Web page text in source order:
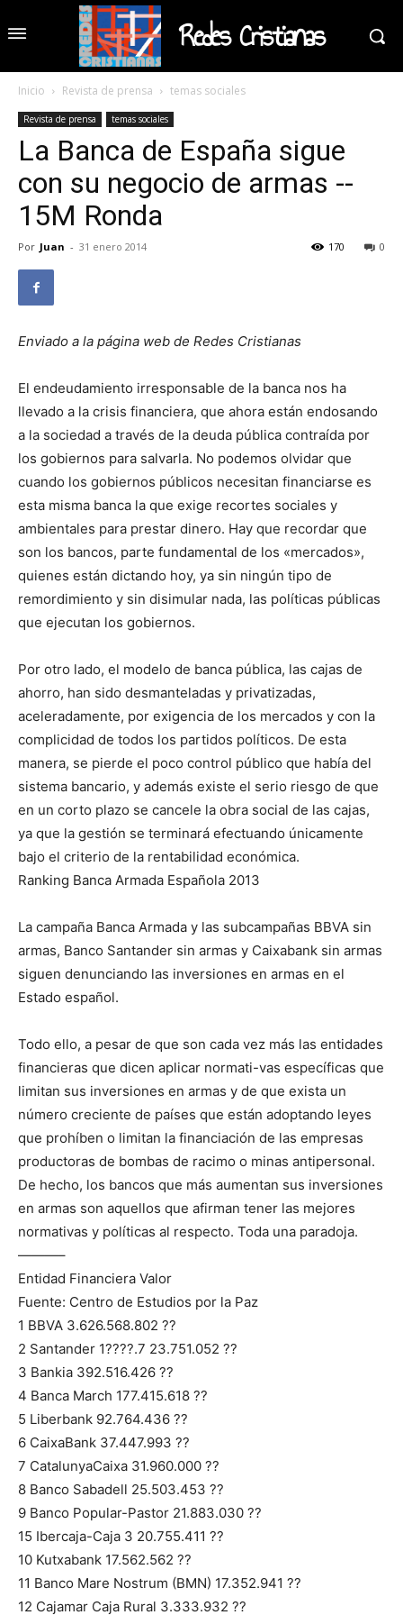
Redes Cristianas
Inicio Revista de prensa temas sociales
Revista de prensa temas sociales
La Banca de España sigue
con su negocio de armas --
15M Ronda
Por Juan - 31 enero 2014 0
170
Enviado a la página web de Redes Cristianas
El endeudamiento irresponsable de la banca nos ha
llevado a la crisis financiera, que ahora están endosando
a la sociedad a través de la deuda pública contraída por
los gobiernos para salvarla. No podemos olvidar que
cuando los gobiernos públicos necesitan financiarse es
esta misma banca la que exige recortes sociales y
ambientales para prestar dinero. Hay que recordar que
son los bancos, parte fundamental de los «mercados»,
quienes están dictando hoy, ya sin ningún tipo de
remordimiento y sin disimular nada, las políticas públicas
que ejecutan los gobiernos.
Por otro lado, el modelo de banca pública, las cajas de
ahorro, han sido desmanteladas y privatizadas,
aceleradamente, por exigencia de los mercados y con la
complicidad de todos los partidos políticos. De esta
manera, se pierde el poco control público que había del
sistema bancario, y además existe el serio riesgo de que
en un corto plazo se cancele la obra social de las cajas,
ya que la gestión se terminará efectuando únicamente
bajo el criterio de la rentabilidad económica.
Ranking Banca Armada Española 2013
La campaña Banca Armada y las subcampañas BBVA sin
armas, Banco Santander sin armas y Caixabank sin armas
siguen denunciando las inversiones en armas en el
Estado español.
Todo ello, a pesar de que son cada vez más las entidades
financieras que dicen aplicar normati-vas específicas que
limitan sus inversiones en armas y de que exista un
número creciente de países que están adoptando leyes
que prohíben o limitan la financiación de las empresas
productoras de bombas de racimo o minas antipersonal.
De hecho, los bancos que más aumentan sus inversiones
en armas son aquellos que afirman tener las mejores
normativas y políticas al respecto. Toda una paradoja.
———–
Entidad Financiera Valor
Fuente: Centro de Estudios por la Paz
1 BBVA 3.626.568.802 ??
2 Santander 1????.7 23.751.052 ??
3 Bankia 392.516.426 ??
4 Banca March 177.415.618 ??
5 Liberbank 92.764.436 ??
6 CaixaBank 37.447.993 ??
7 CatalunyaCaixa 31.960.000 ??
8 Banco Sabadell 25.503.453 ??
9 Banco Popular-Pastor 21.883.030 ??
15 Ibercaja-Caja 3 20.755.411 ??
10 Kutxabank 17.562.562 ??
11 Banco Mare Nostrum (BMN) 17.352.941 ??
12 Cajamar Caja Rural 3.333.932 ??